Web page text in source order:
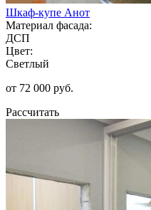
Шкаф-купе Анот
Материал фасада:
ДСП
Цвет:
Светлый
от 72 000 руб.
Рассчитать